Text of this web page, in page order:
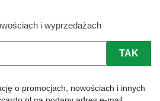
i wyprzedażach
o promocjach, nowościach i innych